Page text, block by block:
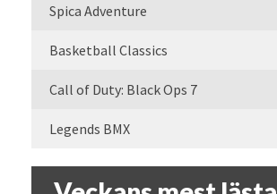
Spica Adventure
Basketball Classics
Call of Duty: Black Ops 7
Legends BMX